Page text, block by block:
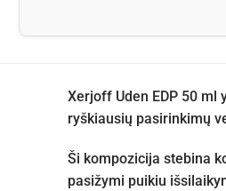
Xerjoff Uden EDP 50
ryškiausių pasirinkimų
Ši kompozicija stebina
pasižymi puikiu